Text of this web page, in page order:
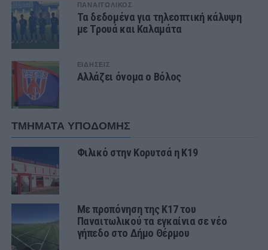
ΠΑΝΑΙΤΩΛΙΚΟΣ
Τα δεδομένα για τηλεοπτική κάλυψη
με Τρουά και Καλαμάτα
ΕΙΔΗΣΕΙΣ
Αλλάζει όνομα ο Βόλος
ΤΜΗΜΑΤΑ ΥΠΟΔΟΜΗΣ
Φιλικό στην Κορυτσά η Κ19
Με προπόνηση της Κ17 του
Παναιτωλικού τα εγκαίνια σε νέο
γήπεδο στο Δήμο Θέρμου